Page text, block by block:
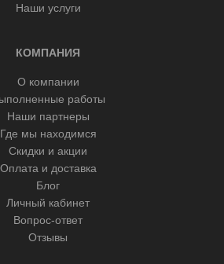
Наши услуги
КОМПАНИЯ
О компании
работы
Наши партнеры
Где мы находимся
Скидки и акции
Оплата и доставка
Блог
Личный кабинет
Вопрос-ответ
Отзывы